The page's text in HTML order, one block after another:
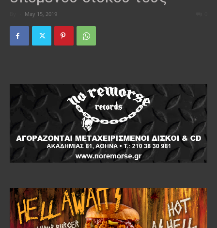
May 15, 2019